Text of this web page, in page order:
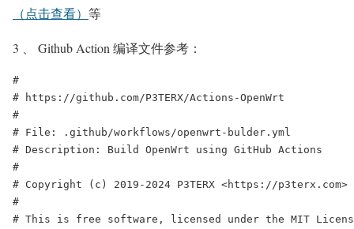
（点击查看） 等
3 、 Github Action 编译文件参考：
#
# https://github.com/P3TERX/Actions-OpenWrt
#
# File: .github/workflows/openwrt-bulder.yml
# Description: Build OpenWrt using GitHub Actions
#
# Copyright (c) 2019-2024 P3TERX <https: / /p3terx.com>
#
# This is free software, licensed under the MIT